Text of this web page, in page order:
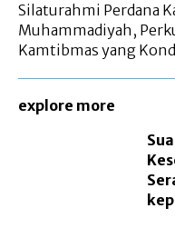
Silaturahmi Perdana
Muhammadiyah,
Kamtibmas yang
explore more